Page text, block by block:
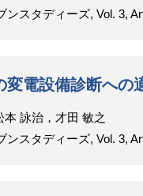
スタディーズ, Vol. 3,
電設備診断への
詠治，才田 敏之
スタディーズ, Vol. 3,